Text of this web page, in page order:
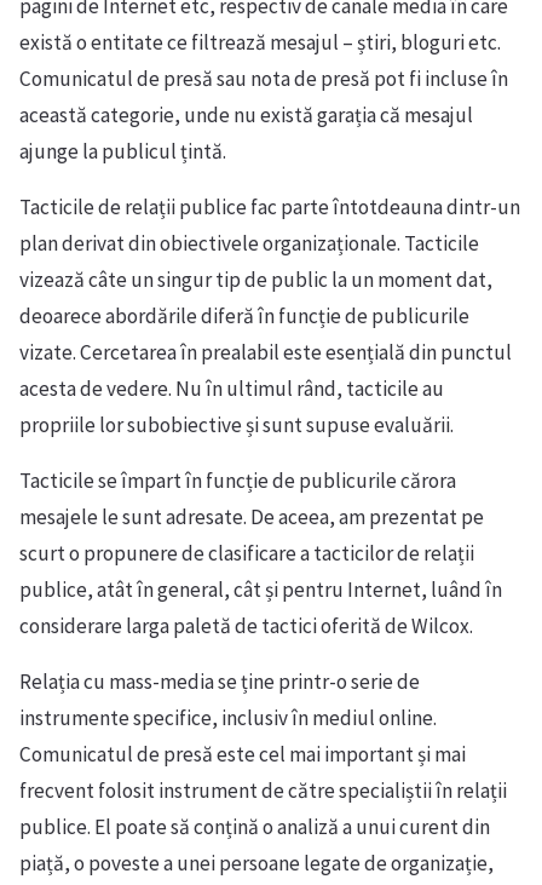
pagini de Internet etc, respectiv de canale media în care
există o entitate ce filtrează mesajul – știri, bloguri etc.
Comunicatul de presă sau nota de presă pot fi incluse în
această categorie, unde nu există garația că mesajul
ajunge la publicul țintă.
Tacticile de relații publice fac parte întotdeauna dintr-un
plan derivat din obiectivele organizaționale. Tacticile
vizează câte un singur tip de public la un moment dat,
deoarece abordările diferă în funcție de publicurile
vizate. Cercetarea în prealabil este esențială din punctul
acesta de vedere. Nu în ultimul rând, tacticile au
propriile lor subobiective și sunt supuse evaluării.
Tacticile se împart în funcție de publicurile cărora
mesajele le sunt adresate. De aceea, am prezentat pe
scurt o propunere de clasificare a tacticilor de relații
publice, atât în general, cât și pentru Internet, luând în
considerare larga paletă de tactici oferită de Wilcox.
Relația cu mass-media se ține printr-o serie de
instrumente specifice, inclusiv în mediul online.
Comunicatul de presă este cel mai important și mai
frecvent folosit instrument de către specialiștii în relații
publice. El poate să conțină o analiză a unui curent din
piață, o poveste a unei persoane legate de organizație,